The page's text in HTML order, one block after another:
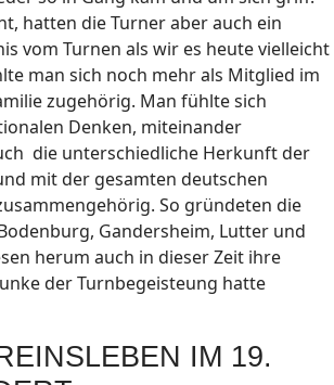
hatten die Turner aber auch ein
vom Turnen als wir es heute vielleicht
man sich noch mehr als Mitglied im
zugehörig. Man fühlte sich
Denken, miteinander
die unterschiedliche Herkunft der
mit der gesamten deutschen
So gründeten die
Gandersheim, Lutter und
herum auch in dieser Zeit ihre
der Turnbegeisteung hatte
IM 19.